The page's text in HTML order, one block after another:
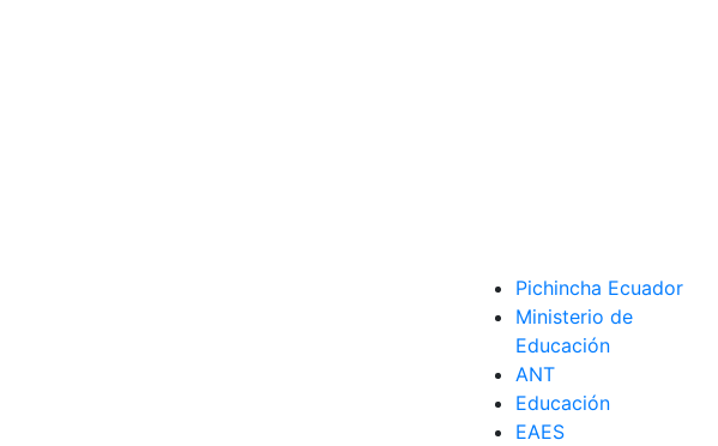
Pichincha Ecuador
Ministerio de
Educación
ANT
Educación
EAES